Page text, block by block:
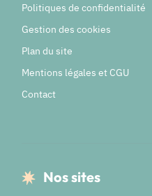
Politiques de confidentialité
Gestion des cookies
Plan du site
Mentions légales et CGU
Contact
Nos sites